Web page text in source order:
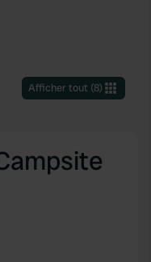
Afficher tout(8)